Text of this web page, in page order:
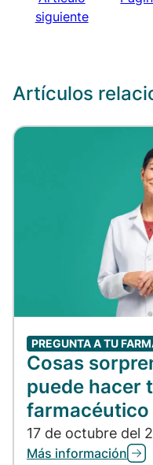
siguiente
Artículos
PREGUNTA A TU
Cosas
puede hacer
farmacéutico
17 de octubre del
Más información